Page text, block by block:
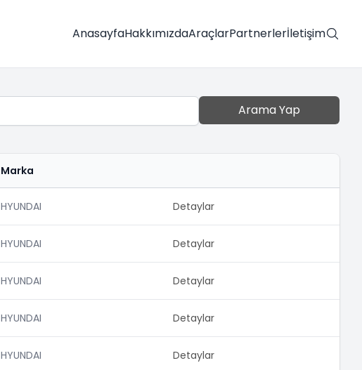
AnasayfaHakkımızdaAraçlarPartnerlerİletişim
Arama Yap
Marka
HYUNDAI Detaylar
HYUNDAI Detaylar
HYUNDAI Detaylar
HYUNDAI Detaylar
HYUNDAI Detaylar